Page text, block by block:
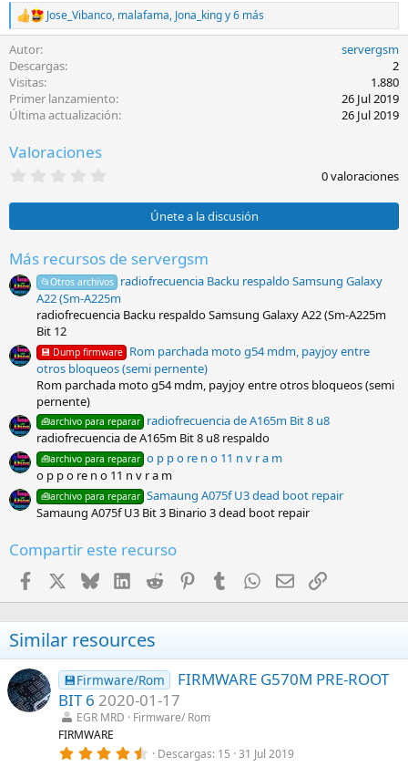
R
e
a
c
c
i
o
n
s
Jose_Vibanco, malafama, Jona_kingy 6 más
Autor
servergsm
Descargas
2
Visitas
1.880
Primer lanzamiento
26 Jul 2019
Última actualización
26 Jul 2019
Valoraciones
0
e
t
r
e
l
l
a
s
)
0 valoraciones
Únete a la discusión
Más recursos de servergsm
📂Otros archivos radiofrecuencia Backu respaldo Samsung Galaxy
A22 (Sm-A225m
radiofrecuencia Backu respaldo Samsung Galaxy A22 (Sm-A225m
Bit 12
💾 Dump firmware Rom parchada moto g54 mdm, payjoy entre
otros bloqueos (semi pernente)
Rom parchada moto g54 mdm, payjoy entre otros bloqueos (semi
pernente)
🧰archivo para reparar radiofrecuencia de A165m Bit 8 u8
radiofrecuencia de A165m Bit 8 u8 respaldo
🧰archivo para reparar o p p o re n o 11 n v r a m
o p p o re n o 11 n v r a m
🧰archivo para reparar Samaung A075f U3 dead boot repair
Samaung A075f U3 Bit 3 Binario 3 dead boot repair
Compartir este recurso
Facebook BlueskyLinkedInReddit PinterestTumblr WhatsApp
EmailEnlace
Similar resources
💾Firmware/Rom
FIRMWARE G570M PRE-ROOT
BIT 6 2020-01-17
EGR MRD
Firmware/ Rom
FIRMWARE
4 Descargas 15 31 Jul 2019